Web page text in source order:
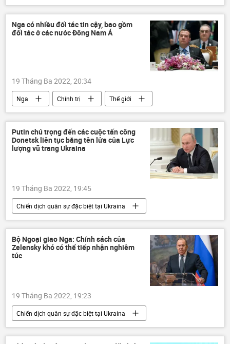
Kinh doanh
nhà máy lọc dầu
Nga có nhiều đối tác tin cậy, bao gồm
đối tác ở các nước Đông Nam Á
19 Tháng Ba 2022, 20:34
Nga Chính trị
Thế giới
Đông Nam Á
Kinh tế
Dmitry Medvedev
Putin chú trọng đến các cuộc tấn công
Donetsk liên tục bằng tên lửa của Lực
lượng vũ trang Ukraina
19 Tháng Ba 2022, 19:45
Chiến dịch quân sự đặc biệt tại Ukraina
Lực lượng an ninh Ukraina
Donbass
Vladimir Putin
Thế giới
Ukraina
xung đột
Cuộc khủng hoảng ở Ukraina
Bộ Ngoại giao Nga: Chính sách của
Zelensky khó có thể tiếp nhận nghiêm
túc
19 Tháng Ba 2022, 19:23
Chiến dịch quân sự đặc biệt tại Ukraina
Sergey Lavrov
phương Tây
Nga